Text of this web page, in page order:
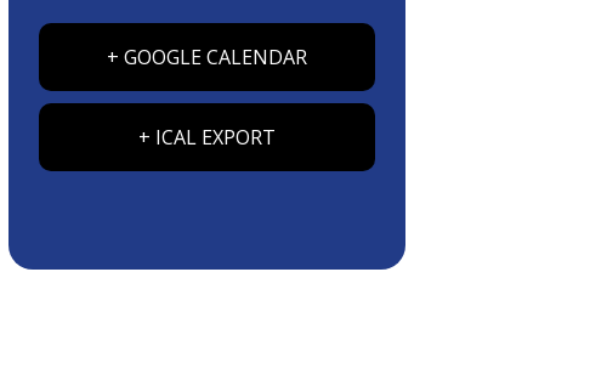
+ GOOGLE CALENDAR
+ ICAL EXPORT